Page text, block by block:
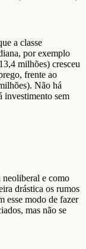
a classe
por exemplo
milhões) cresceu
frente ao
Não há
investimento sem
e como
drástica os rumos
esse modo de fazer
mas não se